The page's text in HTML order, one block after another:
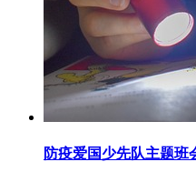
防疫爱国少先队主题